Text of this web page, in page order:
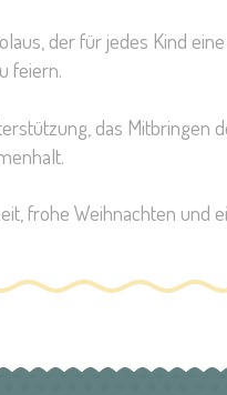
der für jedes Kind
feiern.
das
frohe Weihnachten und